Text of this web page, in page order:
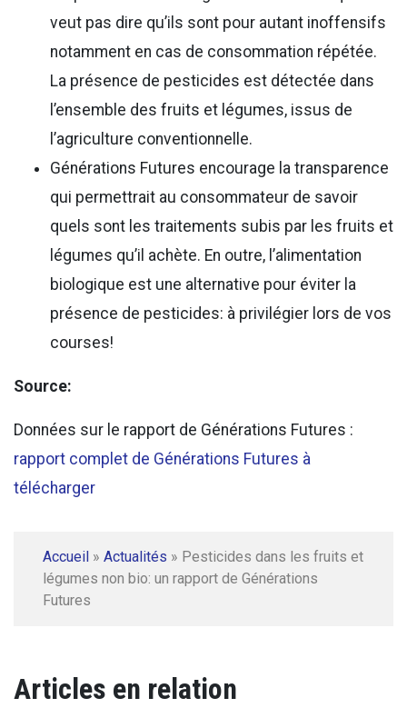
veut pas dire qu’ils sont pour autant inoffensifs
notamment en cas de consommation répétée.
La présence de pesticides est détectée dans
l’ensemble des fruits et légumes, issus de
l’agriculture conventionnelle.
Générations Futures encourage la transparence
qui permettrait au consommateur de savoir
quels sont les traitements subis par les fruits et
légumes qu’il achète. En outre, l’alimentation
biologique est une alternative pour éviter la
présence de pesticides: à privilégier lors de vos
courses!
Source:
Données sur le rapport de Générations Futures :
rapport complet de Générations Futures à
télécharger
Accueil » Actualités » Pesticides dans les fruits et
légumes non bio: un rapport de Générations
Futures
Articles en relation